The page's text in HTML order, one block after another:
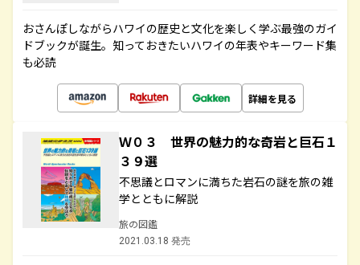
おさんぽしながらハワイの歴史と文化を楽しく学ぶ最強のガイ
ドブックが誕生。知っておきたいハワイの年表やキーワード集
も必読
詳細を見る
Ｗ０３ 世界の魅力的な奇岩と巨石１
３９選
不思議とロマンに満ちた岩石の謎を旅の雑
学とともに解説
旅の図鑑
2021.03.18 発売